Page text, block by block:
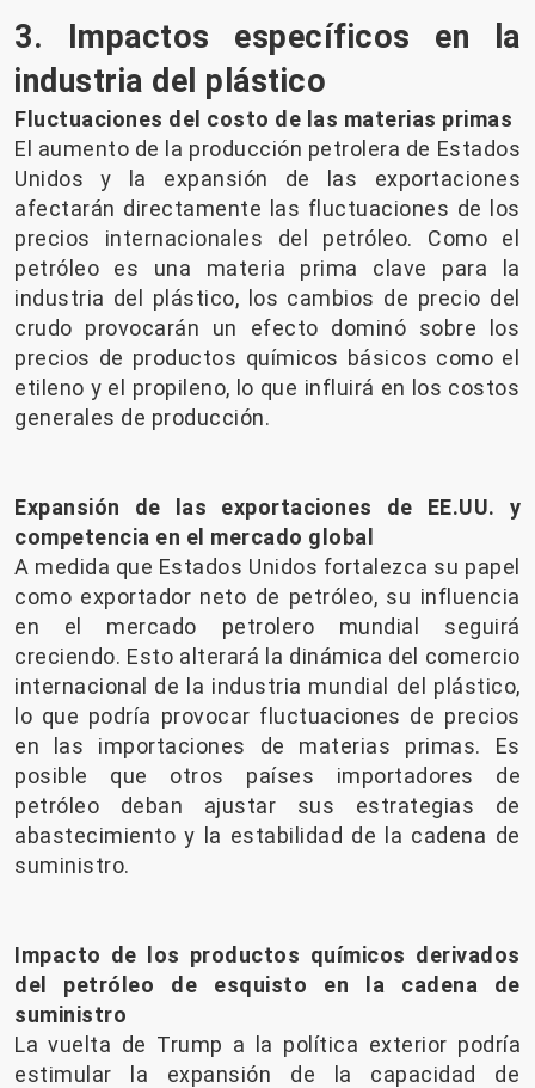
3. Impactos específicos en la
industria del plástico
Fluctuaciones del costo de las materias primas
El aumento de la producción petrolera de Estados
Unidos y la expansión de las exportaciones
afectarán directamente las fluctuaciones de los
precios internacionales del petróleo. Como el
petróleo es una materia prima clave para la
industria del plástico, los cambios de precio del
crudo provocarán un efecto dominó sobre los
precios de productos químicos básicos como el
etileno y el propileno, lo que influirá en los costos
generales de producción.
Expansión de las exportaciones de EE.UU. y
competencia en el mercado global
A medida que Estados Unidos fortalezca su papel
como exportador neto de petróleo, su influencia
en el mercado petrolero mundial seguirá
creciendo. Esto alterará la dinámica del comercio
internacional de la industria mundial del plástico,
lo que podría provocar fluctuaciones de precios
en las importaciones de materias primas. Es
posible que otros países importadores de
petróleo deban ajustar sus estrategias de
abastecimiento y la estabilidad de la cadena de
suministro.
Impacto de los productos químicos derivados
del petróleo de esquisto en la cadena de
suministro
La vuelta de Trump a la política exterior podría
estimular la expansión de la capacidad de